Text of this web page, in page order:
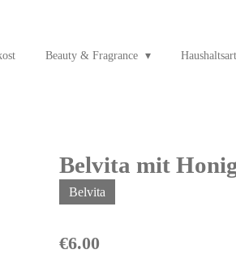
Beauty & Fragrance
Belvita mit
Belvita
€6.00